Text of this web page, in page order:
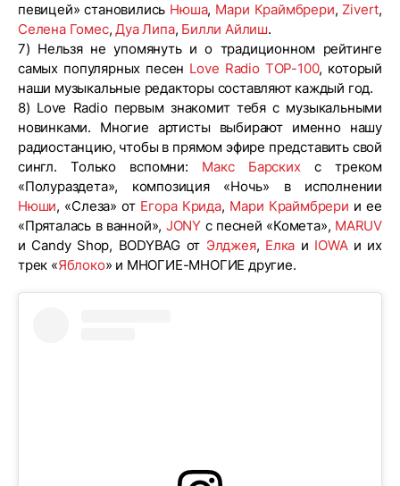
певицей» становились Нюша, Мари Краймбрери, Zivert,
Селена Гомес,Дуа Липа, Билли Айлиш.
7) Нельзя не упомянуть и о традиционном рейтинге
самых популярных песен Love Radio TOP-100, который
наши музыкальные редакторы составляют каждый год.
8) Love Radio первым знакомит тебя с музыкальными
новинками. Многие артисты выбирают именно нашу
радиостанцию, чтобы в прямом эфире представить свой
сингл. Только вспомни: Макс Барскихс треком
«Полураздета», композиция «Ночь» в исполнении
Нюши, «Слеза» от Егора Крида, Мари Краймбрери и ее
«Пряталась в ванной», JONY с песней «Комета», MARUV
и Candy Shop, BODYBAG от Элджея, Елка и IOWAи их
трек «Яблоко» и МНОГИЕ-МНОГИЕ другие.